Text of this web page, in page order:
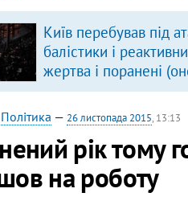
Київ перебував під
балістики і
жертва і поранені
Політика — 26 листопада 2015, 13:13
рік тому
на роботу